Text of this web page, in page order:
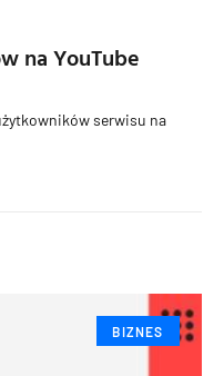
na YouTube
serwisu na
BIZNES